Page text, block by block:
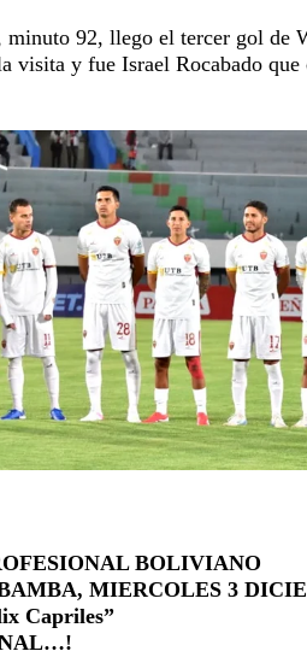
minuto 92, llego el tercer gol de
visita y fue Israel Rocabado
BOLIVIANO
MIERCOLES 3
Capriles”